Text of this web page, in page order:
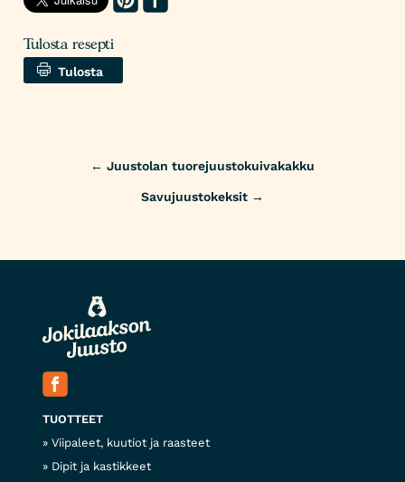
Tulosta resepti
Tulosta
navigation
← Juustolan tuorejuustokuivakakku
Savujuustokeksit →
TUOTTEET
Viipaleet, kuutiot ja raasteet
Dipit ja kastikkeet